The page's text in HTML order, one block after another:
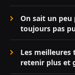
On sait un peu
toujours pas
Les meilleures
retenir plus et